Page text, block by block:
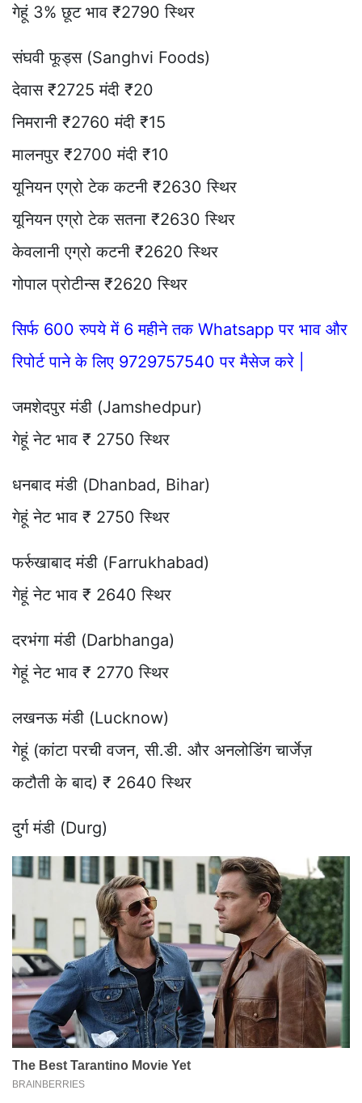
गेहूं 3% छूट भाव ₹2790 स्थिर
संघवी फूड्स (Sanghvi Foods)
देवास ₹2725 मंदी ₹20
निमरानी ₹2760 मंदी ₹15
मालनपुर ₹2700 मंदी ₹10
यूनियन एग्रो टेक कटनी ₹2630 स्थिर
यूनियन एग्रो टेक सतना ₹2630 स्थिर
केवलानी एग्रो कटनी ₹2620 स्थिर
गोपाल प्रोटीन्स ₹2620 स्थिर
सिर्फ 600 रुपये में 6 महीने तक Whatsapp पर भाव और
रिपोर्ट पाने के लिए 9729757540 पर मैसेज करे |
जमशेदपुर मंडी (Jamshedpur)
गेहूं नेट भाव ₹ 2750 स्थिर
धनबाद मंडी (Dhanbad, Bihar)
गेहूं नेट भाव ₹ 2750 स्थिर
फर्रुखाबाद मंडी (Farrukhabad)
गेहूं नेट भाव ₹ 2640 स्थिर
दरभंगा मंडी (Darbhanga)
गेहूं नेट भाव ₹ 2770 स्थिर
लखनऊ मंडी (Lucknow)
गेहूं (कांटा परची वजन, सी.डी. और अनलोडिंग चार्जेज़
कटौती के बाद) ₹ 2640 स्थिर
दुर्ग मंडी (Durg)